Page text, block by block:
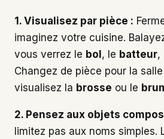
1. Visualisez par pièce :
imaginez votre cuisine.
vous verrez le bol , le batteur,
Changez de pièce pour la
visualisez la brosse ou le
2. Pensez aux objets
limitez pas aux noms simples.